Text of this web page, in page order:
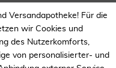
Versandapotheke! Für die
wir Cookies und
des Nutzerkomforts,
von personalisierter- und